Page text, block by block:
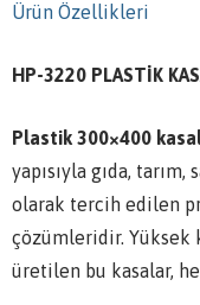
Ürün Özellikleri
HP-3220 PLASTİK
Plastik 300×400
yapısıyla gıda,
olarak tercih edilen
çözümleridir.
üretilen bu kasalar,